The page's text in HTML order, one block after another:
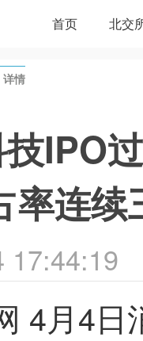
首页 北交
详情
IPO
率连续
17:44:19
4月4日